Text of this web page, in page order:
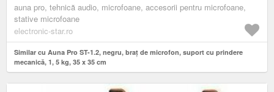
auna pro, tehnică audio, microfoane, accesorii pentru microfoane,
stative microfoane
electronic-star.ro
Similar cu Auna Pro ST-1.2, negru, braț de microfon, suport cu prindere
mecanică, 1, 5 kg, 35 x 35 cm